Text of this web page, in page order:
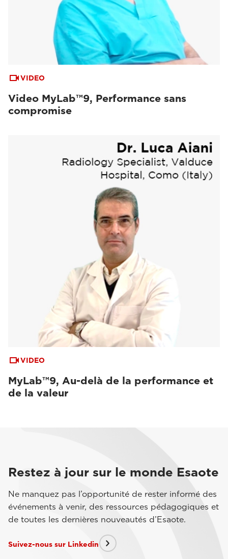
VIDEO
Video MyLab™9, Performance sans
compromise
VIDEO
MyLab™9, Au-delà de la performance et
de la valeur
Restez à jour sur le monde Esaote
Ne manquez pas l’opportunité de rester informé des
événements à venir, des ressources pédagogiques et
de toutes les dernières nouveautés d’Esaote.
Suivez-nous sur Linkedin